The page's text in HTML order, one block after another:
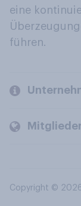
eine
führen.
Copyright © 2026